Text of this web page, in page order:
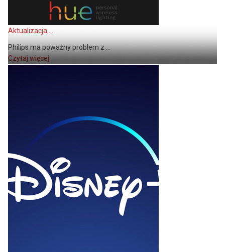
Aktualizacja ...
Philips ma poważny problem z ...
Czytaj więcej